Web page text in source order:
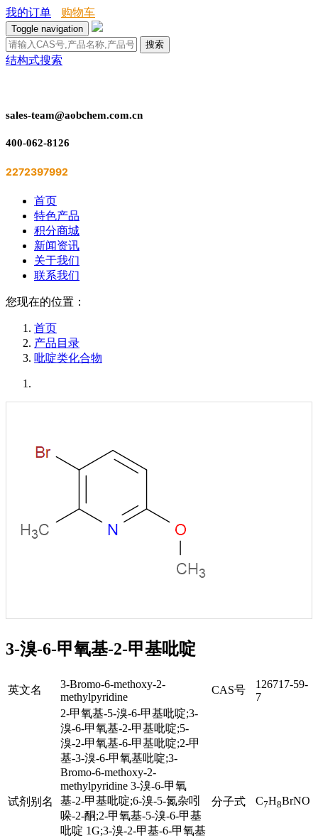
我的订单 购物车
Toggle navigation
搜索
结构式搜索
sales-team@aobchem.com.cn
400-062-8126
2272397992
首页
特色产品
积分商城
新闻资讯
关于我们
联系我们
您现在的位置：
首页
产品目录
吡啶类化合物
3-溴-6-甲氧基-2-甲基吡啶
英文名
3-Bromo-6-methoxy-2-
methylpyridine
CAS号
126717-59-
7
试剂别名
2-甲氧基-5-溴-6-甲基吡啶;3-
溴-6-甲氧基-2-甲基吡啶;5-
溴-2-甲氧基-6-甲基吡啶;2-甲
基-3-溴-6-甲氧基吡啶;3-
Bromo-6-methoxy-2-
methylpyridine 3-溴-6-甲氧
基-2-甲基吡啶;6-溴-5-氮杂吲
哚-2-酮;2-甲氧基-5-溴-6-甲基
吡啶 1G;3-溴-2-甲基-6-甲氧基
分子式 C7H8BrNO